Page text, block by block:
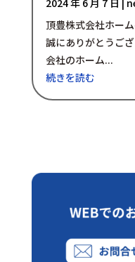
頂豊株式会社ホー
誠にありがとうご
会社のホーム...
続きを読む